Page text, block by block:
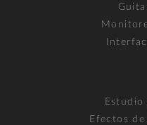
Estudio
Efectos